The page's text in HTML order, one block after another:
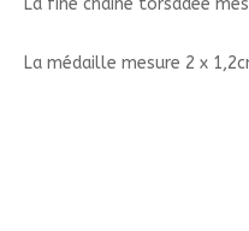
La médaille mesure 2 x